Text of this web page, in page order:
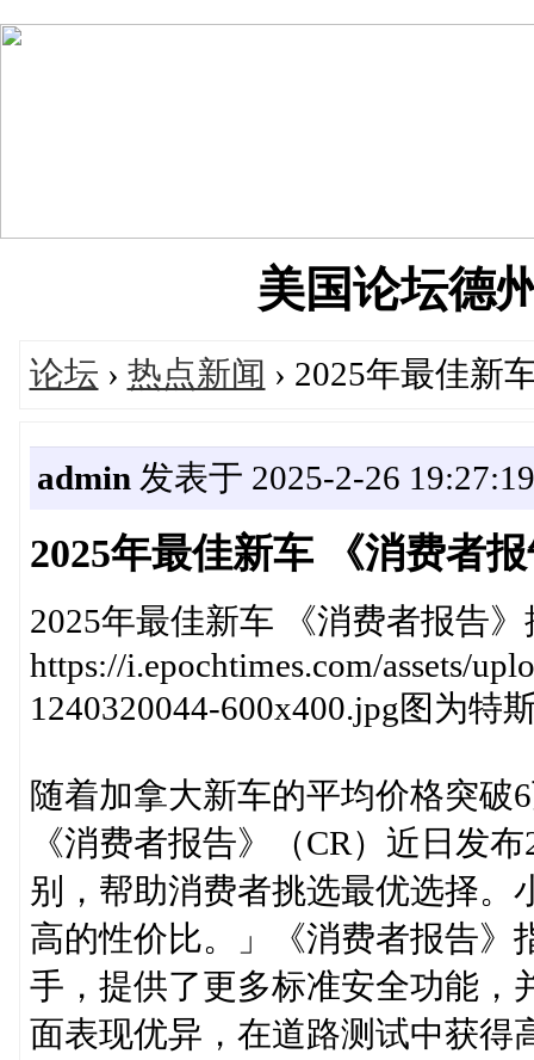
美国论坛德
论坛 › 热点新闻 › 2025年最佳新
admin 发表于 2025-2-26 19:27:19
2025年最佳新车 《消费者
2025年最佳新车 《消费者报告》
https://i.epochtimes.com/assets/
1240320044-600x400.jpg图为特
随着加拿大新车的平均价格突破
《消费者报告》（CR）近日发
别，帮助消费者挑选最优选择。
高的性价比。」《消费者报告》
手，提供了更多标准安全功能，
面表现优异，在道路测试中获得